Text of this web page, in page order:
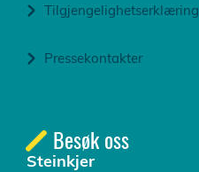
Tilgjengelighetserklæring
Pressekontakter
Besøk oss
Steinkjer